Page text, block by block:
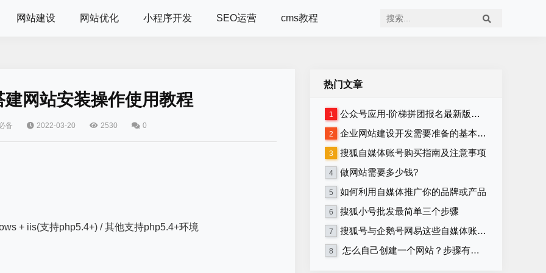
网站建设 网站优化 小程序开发 SEO运营 cms教程
网站安装操作使用教程
备 2022-03-20 2530 0
+ iis(支持php5.4+) / 其他支持php5.4+环境
热门文章
1 公众号应用-阶梯拼团报名最新版本源码程序
2 企业网站建设开发需要准备的基本资料
3 搜狐自媒体账号购买指南及注意事项
4 做网站需要多少钱?
5 如何利用自媒体推广你的品牌或产品
6 搜狐小号批发最简单三个步骤
7 搜狐号与企鹅号网易这些自媒体账号在哪里购买？
8 怎么自己创建一个网站？步骤有哪些？